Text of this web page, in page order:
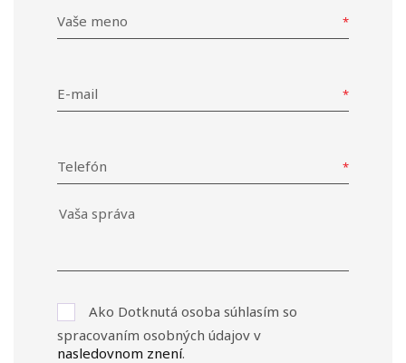
Vaše meno
E-mail
Telefón
Ako Dotknutá osoba súhlasím so
spracovaním osobných údajov v
nasledovnom znení.